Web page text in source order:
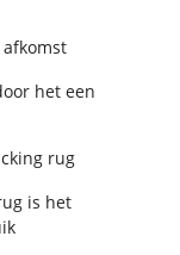
het een
rug
is het